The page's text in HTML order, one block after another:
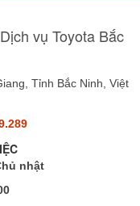
vụ Toyota Bắc
Tỉnh Bắc Ninh, Việt
nhật